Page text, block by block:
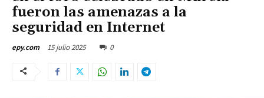
fueron las amenazas a la
seguridad en Internet
epy.com 15 julio 2025 0